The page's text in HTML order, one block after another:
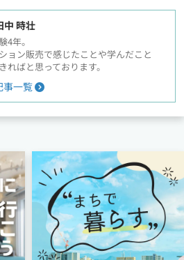
時壮
4年。
ョン販売で感じたことや学んだこと
ればと思っております。
事一覧